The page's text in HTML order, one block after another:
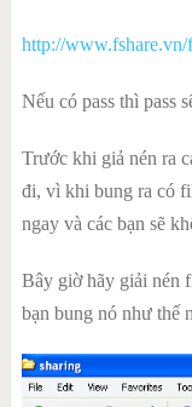
http://
Nếu có pass thì pass
Trước khi giả nén ra
đi, vì khi bung ra có
ngay và các bạn sẽ
Bây giờ hãy giải nén
bạn bung nó như thế